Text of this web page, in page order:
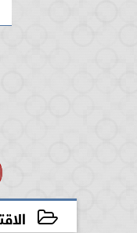
جهود كل وطنى